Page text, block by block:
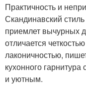
Камень в
Практичность и
Скандинавский
приемлет вычурных
отличается
лаконичностью,
кухонного
и уютным.